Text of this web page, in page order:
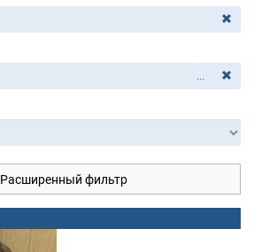
...
Расширенный фильтр